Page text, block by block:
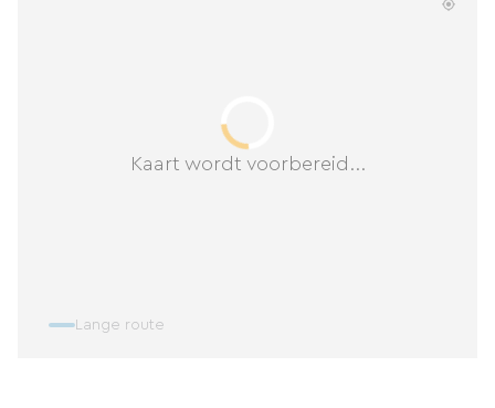
Kaart wordt voorbereid...
Lange route